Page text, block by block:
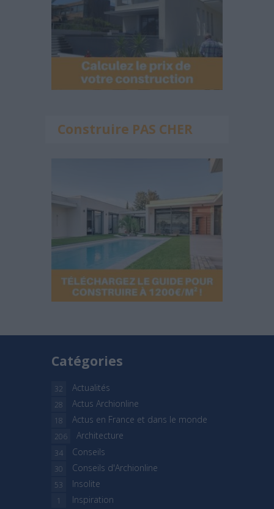
Construire PAS CHER
Catégories
Actualités
32
Actus Archionline
28
Actus en France et dans le monde
18
Architecture
206
Conseils
34
Conseils d'Archionline
30
Insolite
53
Inspiration
1